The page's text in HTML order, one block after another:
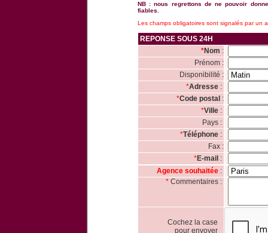
NB : nous regrettons de ne pouvoir
fiables.
Les champs obligatoires sont signalés par un
REPONSE SOUS 24H
*Nom :
Prénom :
Disponibilité :
*Adresse :
*Code postal :
*Ville :
Pays :
*Téléphone :
Fax :
*E-mail :
Agence souhaitée :
* Commentaires :
Cochez la case
pour envoyer